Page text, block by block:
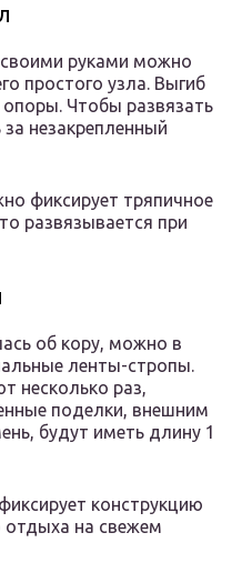
своими руками можно
простого узла. Выгиб
опоры. Чтобы развязать
незакрепленный
фиксирует тряпичное
развязывается при
об кору, можно в
ленты-стропы.
несколько раз,
поделки, внешним
будут иметь длину 1
конструкцию
на свежем